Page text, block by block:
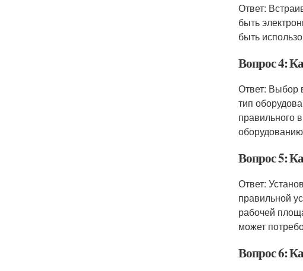
Ответ:
быть
быть
Вопрос 4:
Ответ: Выбор
тип
правильного
Вопрос 5:
Ответ:
правильной
рабочей
может
Вопрос 6: